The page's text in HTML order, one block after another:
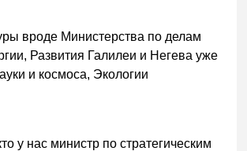
вроде Министерства по делам
Развития Галилеи и Негева уже
и космоса, Экологии
у нас министр по стратегическим